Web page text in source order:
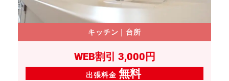
キッチン｜台所
WEB割引 3,000円
出張料金 無料